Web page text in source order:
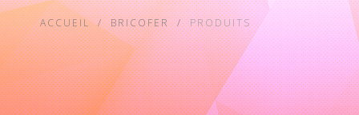
ACCUEIL BRICOFER PRODUITS